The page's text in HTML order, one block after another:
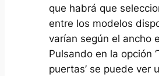
que habrá que
entre los modelos
varían según el ancho
Pulsando en la opción
puertas’ se puede ver